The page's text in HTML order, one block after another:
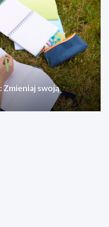
Zmieniaj swoją